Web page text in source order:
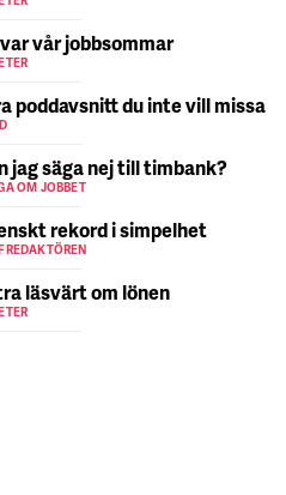
vår jobbsommar
poddavsnitt du inte vill missa
jag säga nej till timbank?
OM JOBBET
rekord i simpelhet
läsvärt om lönen